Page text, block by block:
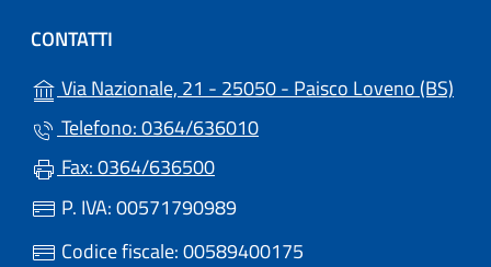
CONTATTI
Via Nazionale, 21 - 25050 - Paisco Loveno (BS)
Telefono: 0364/636010
Fax: 0364/636500
P. IVA: 00571790989
Codice fiscale: 00589400175